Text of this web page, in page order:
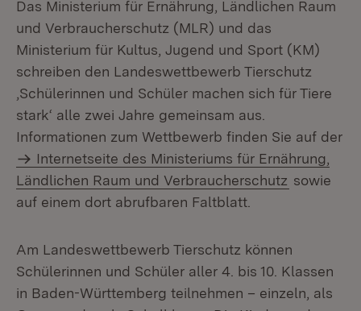
Das Ministerium für Ernährung, Ländlichen Raum
und Verbraucherschutz (MLR) und das
Ministerium für Kultus, Jugend und Sport (KM)
schreiben den Landeswettbewerb Tierschutz
,Schülerinnen und Schüler machen sich für Tiere
stark‘ alle zwei Jahre gemeinsam aus.
Informationen zum Wettbewerb finden Sie auf der
Internetseite des Ministeriums für Ernährung,
Ländlichen Raum und Verbraucherschutz sowie
auf einem dort abrufbaren Faltblatt.
Am Landeswettbewerb Tierschutz können
Schülerinnen und Schüler aller 4. bis 10. Klassen
in Baden-Württemberg teilnehmen – einzeln, als